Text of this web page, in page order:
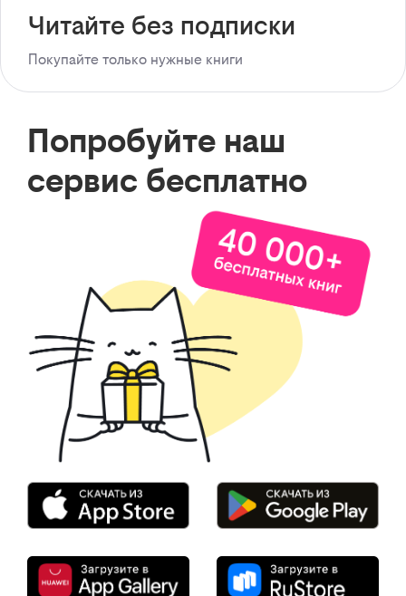
Читайте без подписки
Покупайте только нужные книги
Попробуйте наш
сервис бесплатно